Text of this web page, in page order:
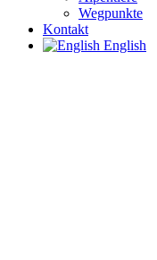
Wegpunkte
Kontakt
English